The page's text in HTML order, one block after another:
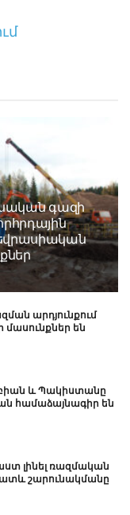
գազի
արդյունքում
մասունքներ են
և Պակիստանը
համաձայնագիր են
լինել ռազմական
շարունակմանը